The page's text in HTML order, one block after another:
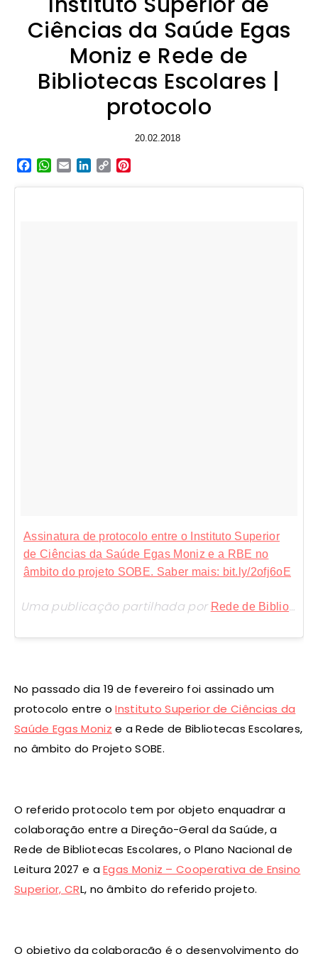
Ciências da Saúde Egas
Moniz e Rede de
Bibliotecas Escolares |
protocolo
20.02.2018
Facebook
WhatsApp
EmailLinkedIn
Copy
Assinatura de protocolo entre o Instituto Superior
de Ciências da Saúde Egas Moniz e a RBE no
âmbito do projeto SOBE. Saber mais: bit.ly/2ofj6oE
Uma publicação partilhada por Rede de Bibliotecas Escolares
No passado dia 19 de fevereiro foi assinado um
protocolo entre oInstituto Superior de Ciências da
Saúde Egas Moniz e a Rede de Bibliotecas Escolares,
no âmbito do Projeto SOBE.
O referido protocolo tem por objeto enquadrar a
colaboração entre a Direção-Geral da Saúde, a
Rede de Bibliotecas Escolares, o Plano Nacional de
Leitura 2027 e aEgas Moniz – Cooperativa de Ensino
Superior, CRL, no âmbito do referido projeto.
O objetivo da colaboração é o desenvolvimento do